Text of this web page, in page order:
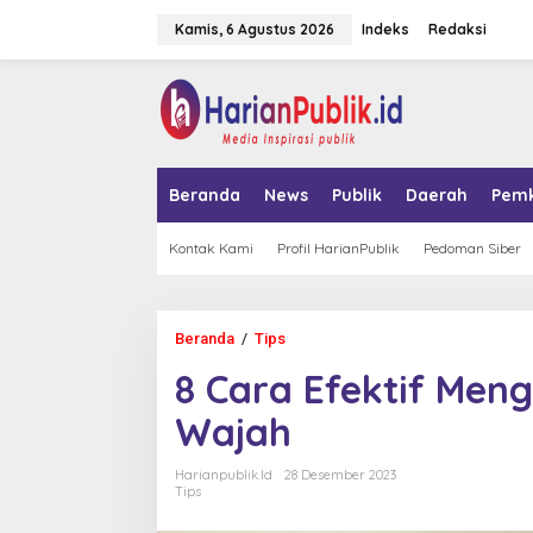
Kamis, 6 Agustus 2026 Indeks Redaksi
Beranda News Publik Daerah
Kontak Kami Profil HarianPublik Pedoman Siber
Beranda / Tips
a
r
a
E
f
8 Cara Efektif
Wajah
Harianpublik.id
28 Desember 2023
Tips